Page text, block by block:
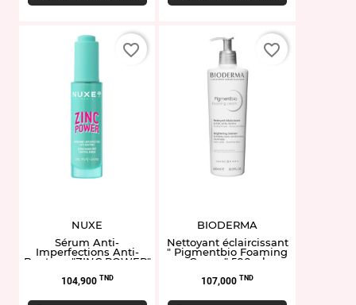
NUXE
Sérum Anti-
Imperfections Anti-
Boutons "ZINC POWER"
Prix
104,900 TND
favorite_border
BIODERMA
Nettoyant éclaircissant
" Pigmentbio Foaming
Cream" 500ml
Prix
107,000 TND
favorite_border